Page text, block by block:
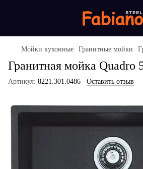
Мойки кухонные Гранитные мойки
Гранитная мойка Quadro
Артикул: 8221.301.0486 Оставить отзыв